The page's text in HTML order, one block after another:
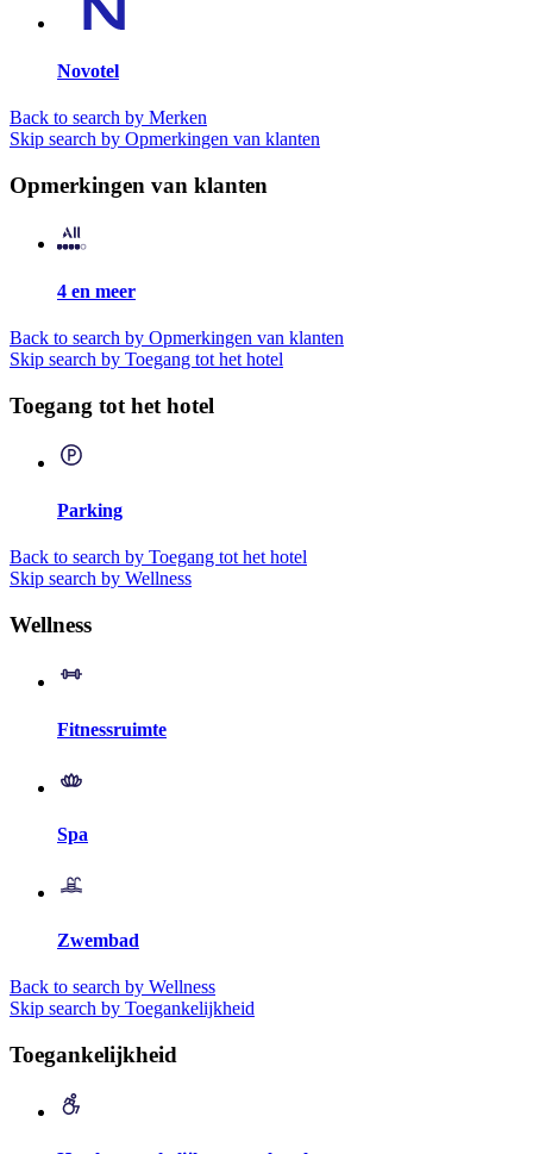
Novotel
Back to search by Merken
Skip search by Opmerkingen van klanten
Opmerkingen van klanten
4 en meer
Back to search by Opmerkingen van klanten
Skip search by Toegang tot het hotel
Toegang tot het hotel
Parking
Back to search by Toegang tot het hotel
Skip search by Wellness
Wellness
Fitnessruimte
Spa
Zwembad
Back to search by Wellness
Skip search by Toegankelijkheid
Toegankelijkheid